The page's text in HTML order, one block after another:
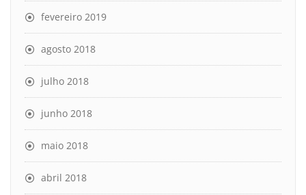
fevereiro 2019
agosto 2018
julho 2018
junho 2018
maio 2018
abril 2018